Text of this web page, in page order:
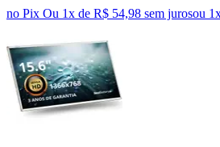
no Pix Ou 1x de R$ 54,98 sem jurosou 1